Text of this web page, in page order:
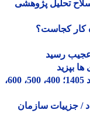
تحلیل پژوهشی
کجاست؟
رسید
قیمت سکه پارسیان امروز یکشنبه 18 مرداد 1405؛ 400، 500، 600،
مرداد / جزییات سازمان